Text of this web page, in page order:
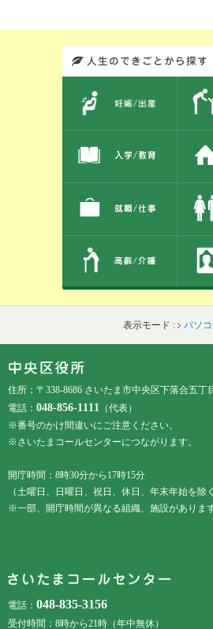
表示モード : パソ
住所：〒338-8686 さいたま市中央区下落合五丁
電話： 048-856-1111 （代表）
※番号のかけ間違いにご注意ください。
※さいたまコールセンターにつながります。
開庁時間：8時30分から17時15分
（土曜日、日曜日、祝日、休日、年末年始を除く
※一部、開庁時間が異なる組織、施設があります
電話： 048-835-3156
受付時間：8時から21時（年中無休）